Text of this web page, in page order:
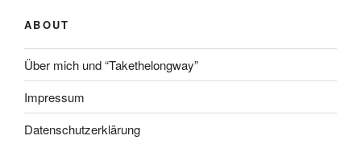
ABOUT
Über mich und “Takethelongway”
Impressum
Datenschutzerklärung